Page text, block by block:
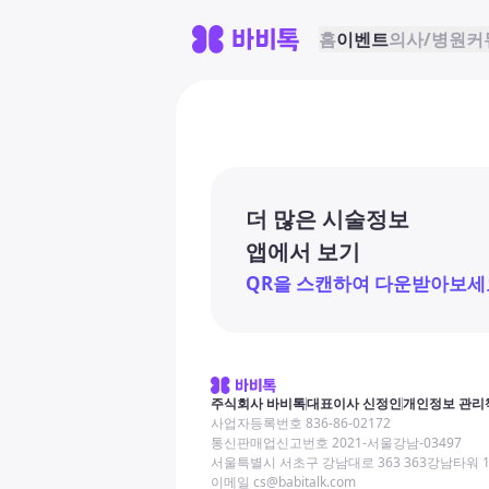
홈이벤트의사/병원커
더 많은 시술정보
앱에서 보기
QR을 스캔하여 다운받아보세
주식회사 바비톡대표이사 신정인개인정보 관리
사업자등록번호 836-86-02172
통신판매업신고번호 2021-서울강남-03497
서울특별시 서초구 강남대로 363 363강남타워
이메일 cs@babitalk.com